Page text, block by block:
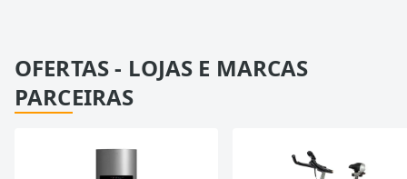
OFERTAS - LOJAS E MARCAS
PARCEIRAS